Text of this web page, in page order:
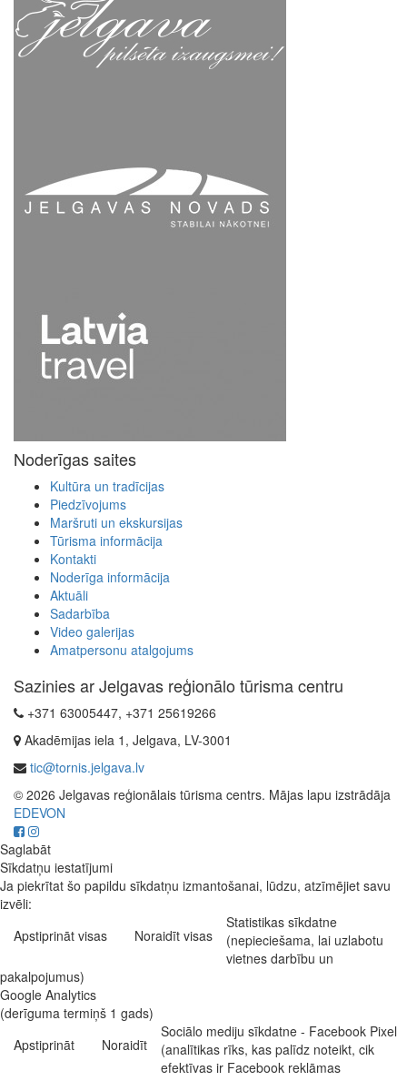
Noderīgas saites
Kultūra un tradīcijas
Piedzīvojums
Maršruti un ekskursijas
Tūrisma informācija
Kontakti
Noderīga informācija
Aktuāli
Sadarbība
Video galerijas
Amatpersonu atalgojums
Sazinies ar Jelgavas reģionālo tūrisma centru
+371 63005447, +371 25619266
Akadēmijas iela 1, Jelgava, LV-3001
tic@tornis.jelgava.lv
© 2026 Jelgavas reģionālais tūrisma centrs. Mājas lapu izstrādāja
EDEVON
Saglabāt
Sīkdatņu iestatījumi
Ja piekrītat šo papildu sīkdatņu izmantošanai, lūdzu, atzīmējiet savu
izvēli:
Apstiprināt visas
Noraidīt visas
Statistikas sīkdatne
(nepieciešama, lai uzlabotu
vietnes darbību un
pakalpojumus)
Google Analytics
(derīguma termiņš 1 gads)
Apstiprināt
Noraidīt
Sociālo mediju sīkdatne - Facebook Pixel
(analītikas rīks, kas palīdz noteikt, cik
efektīvas ir Facebook reklāmas